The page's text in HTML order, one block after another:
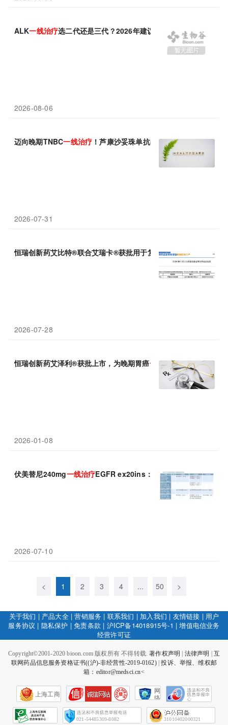
ALK一线治疗选二代还是三代？2026年建议选洛拉替尼
2026-08-06
迈向晚期TNBC一线治疗 ！芦康沙妥珠单抗(sac-TMT)第六项NDA
2026-07-31
恒瑞创新药艾比特®联合艾瑞卡®获批用于复发或转移性宫颈癌 一线
2026-07-28
恒瑞创新药艾泽利®获批上市，为晚期胃癌一线治疗带来全新选择
2026-01-08
伏美替尼240mg一线治疗EGFR ex20ins：FAVOUR研究ORR
2026-07-10
< 1 2 3 4 ... 50 >
关于我们 | 产品大全|营销服务 | 联系我们 | 加入我们 | 友情链接 | 用户
服务协议 | 隐私保护 |免责条款 | 沪ICP备14018915号-1 |增值电信业务
经营许可证
Copyright©2001-2020 bioon.com 版权所有 不得转载.著作权声明 法律声明
互
联网药品信息服务资格证书((沪)-非经营性-2019-0162)|投诉、举报、维权邮
箱：editor@medsci.cn<
上海工商
网
络
会
征
021-54485309-8082 31010402000321